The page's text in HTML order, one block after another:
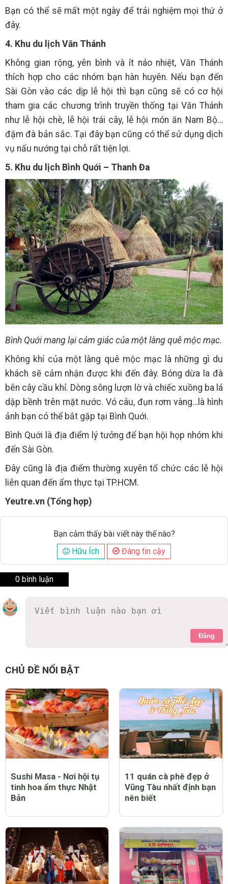
Bạn có thể sẽ mất một ngày để trải nghiệm mọi thứ ở
đây.
4. Khu du lịch Văn Thánh
Không gian rộng, yên bình và ít náo nhiệt, Văn Thánh
thích hợp cho các nhóm bạn hàn huyên. Nếu bạn đến
Sài Gòn vào các dịp lễ hội thì bạn cũng sẽ có cơ hội
tham gia các chương trình truyền thống tại Văn Thánh
như lễ hội chè, lễ hội trái cây, lễ hội món ăn Nam Bộ…
đậm đà bản sắc. Tại đây bạn cũng có thể sử dụng dịch
vụ nấu nướng tại chỗ rất tiện lợi.
5. Khu du lịch Bình Quới – Thanh Đa
Bình Quới mang lại cảm giác của một làng quê mộc mạc.
Không khí của một làng quê mộc mạc là những gì du
khách sẽ cảm nhận được khi đến đây. Bóng dừa la đà
bên cây cầu khỉ. Dòng sông lượn lờ và chiếc xuồng ba lá
dập bềnh trên mặt nước. Vó câu, đụn rơm vàng…là hình
ảnh bạn có thể bắt gặp tại Bình Quới.
Bình Quới là địa điểm lý tưởng để bạn hội họp nhóm khi
đến Sài Gòn.
Đây cũng là địa điểm thường xuyên tổ chức các lễ hội
liên quan đến ẩm thực tại TP.HCM.
Yeutre.vn (Tổng hợp)
Bạn cảm thấy bài viết này thế nào?
Hữu Ích
Đáng tin cậy
0 bình luận
Đăng
CHỦ ĐỀ NỔI BẬT
Sushi Masa - Nơi hội tụ
tinh hoa ẩm thực Nhật
Bản
11 quán cà phê đẹp ở
Vũng Tàu nhất định bạn
nên biết